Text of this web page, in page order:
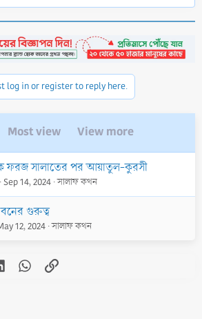
log in or register to reply here.
Most view View more
ফরজ সালাতের পর আয়াতুল-কুরসী
Sep 14, 2024 সালাফ কথন
গুরুত্ব
12, 2024 সালাফ কথন
LinkedInWhatsApp
Link